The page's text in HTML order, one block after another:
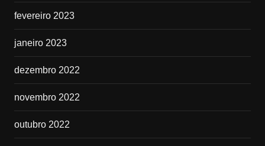
fevereiro 2023
janeiro 2023
dezembro 2022
novembro 2022
outubro 2022